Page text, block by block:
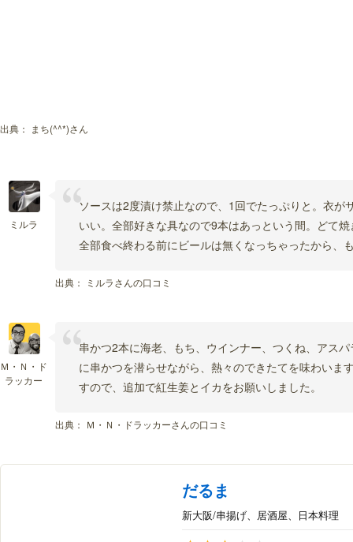
出典： まち(^^*)さん
ミルラ
ソースは2度漬け禁止なので、1回でたっぷりと。衣が
いい。全部好きな具なので9本はあっという間。どて
全部食べ終わる前にビールは無くなっちゃったから、
出典： ミルラさんの口コミ
Ｍ・Ｎ・ド
ラッカー
串かつ2本に海老、もち、ウインナー、つくね、アス
に串かつを潜らせながら、熱々のできたてを味わいま
すので、追加で紅生姜とイカをお願いしました。
出典： Ｍ・Ｎ・ドラッカーさんの口コミ
だるま
新大阪/串揚げ、居酒屋、日本料理